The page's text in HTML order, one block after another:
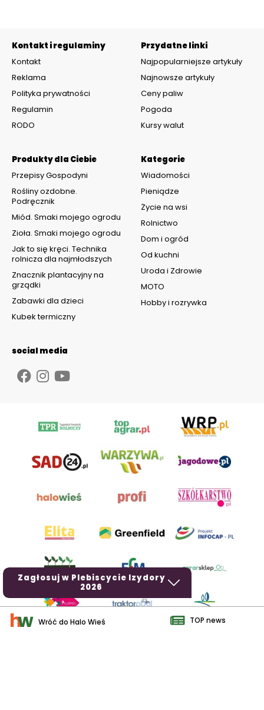
Zagłosuj w Plebiscycie Izydory
2026
Kontakt i regulaminy
Kontakt
Reklama
Polityka prywatności
Regulamin
RODO
Kategorie
Wiadomości
Pieniądze
Życie na wsi
Rolnictwo
Dom i ogród
Od kuchni
Uroda i Zdrowie
MOTO
Hobby i rozrywka
Produkty dla Ciebie
Przepisy Gospodyni
Rośliny ozdobne.
Podręcznik
Miód. Smaki mojego ogrodu
Zioła. Smaki mojego ogrodu
Jak to się kręci. Technika
rolnicza dla najmłodszych
Znacznik plantacyjny na
grządki
Zabawki dla dzieci
Kubek termiczny
Przydatne linki
Najpopularniejsze artykuły
Najnowsze artykuły
Ceny paliw
Pogoda
Kursy walut
social media
Wróć do Halo Wieś TOP news